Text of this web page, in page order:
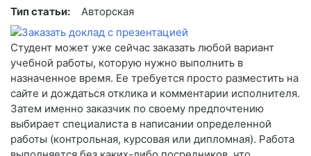
Тип статьи: Авторская
Студент может уже сейчас заказать любой вариант
учебной работы, которую нужно выполнить в
назначенное время. Ее требуется просто разместить на
сайте и дождаться отклика и комментарии исполнителя.
Затем именно заказчик по своему предпочтению
выбирает специалиста в написании определенной
работы (контрольная, курсовая или дипломная). Работа